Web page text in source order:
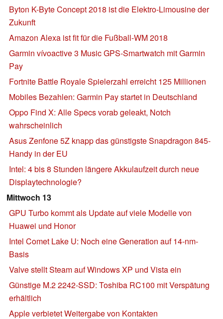
Byton K-Byte Concept 2018 ist die Elektro-Limousine der
Zukunft
Amazon Alexa ist fit für die Fußball-WM 2018
Garmin vívoactive 3 Music GPS-Smartwatch mit Garmin
Pay
Fortnite Battle Royale Spielerzahl erreicht 125 Millionen
Mobiles Bezahlen: Garmin Pay startet in Deutschland
Oppo Find X: Alle Specs vorab geleakt, Notch
wahrscheinlich
Asus Zenfone 5Z knapp das günstigste Snapdragon 845-
Handy in der EU
Intel: 4 bis 8 Stunden längere Akkulaufzeit durch neue
Displaytechnologie?
Mittwoch 13
GPU Turbo kommt als Update auf viele Modelle von
Huawei und Honor
Intel Comet Lake U: Noch eine Generation auf 14-nm-
Basis
Valve stellt Steam auf Windows XP und Vista ein
Günstige M.2 2242-SSD: Toshiba RC100 mit Verspätung
erhältlich
Apple verbietet Weitergabe von Kontakten